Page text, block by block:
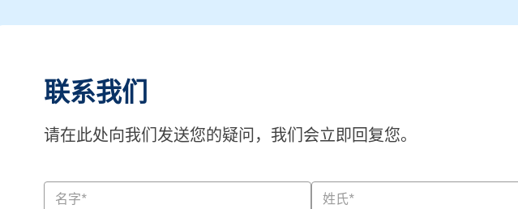
联系我们
请在此处向我们发送您的疑问，我们会立即回复您。
名字* 姓氏*